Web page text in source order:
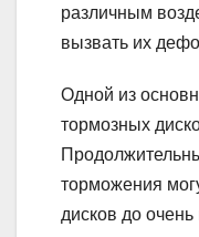
различным
вызвать их
Одной из
тормозных
торможения
дисков до